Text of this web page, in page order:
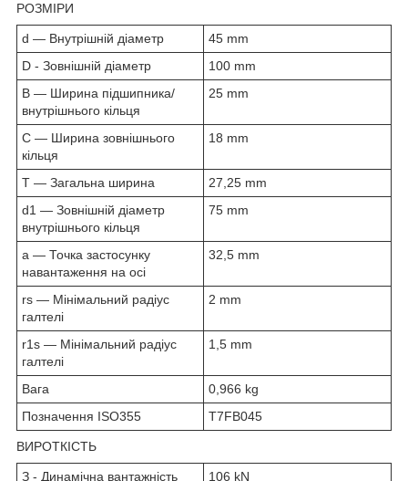
РОЗМІРИ
d — Внутрішній діаметр
45 mm
D - Зовнішній діаметр
100 mm
B — Ширина підшипника/
внутрішнього кільця
25 mm
C — Ширина зовнішнього
кільця
18 mm
T — Загальна ширина
27,25 mm
d1 — Зовнішній діаметр
внутрішнього кільця
75 mm
а — Точка застосунку
навантаження на осі
32,5 mm
rs — Мінімальний радіус
галтелі
2 mm
r1s — Мінімальний радіус
галтелі
1,5 mm
Вага
0,966 kg
Позначення ISO355
T7FB045
ВИРОТКІСТЬ
З - Динамічна вантажність 106 kN